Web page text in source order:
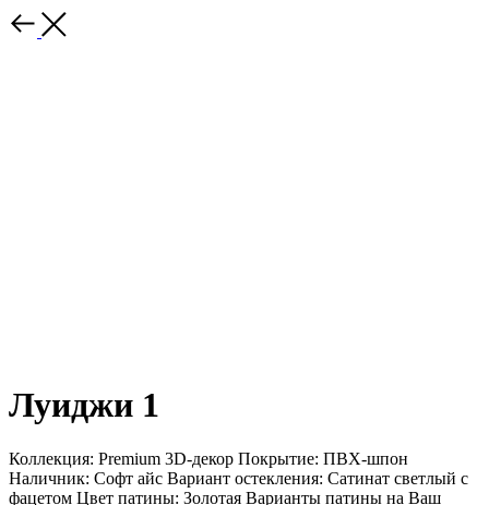
Луиджи 1
Коллекция: Premium 3D-декор Покрытие: ПВХ-шпон
Наличник: Софт айс Вариант остекления: Сатинат светлый с
фацетом Цвет патины: Золотая Варианты патины на Ваш